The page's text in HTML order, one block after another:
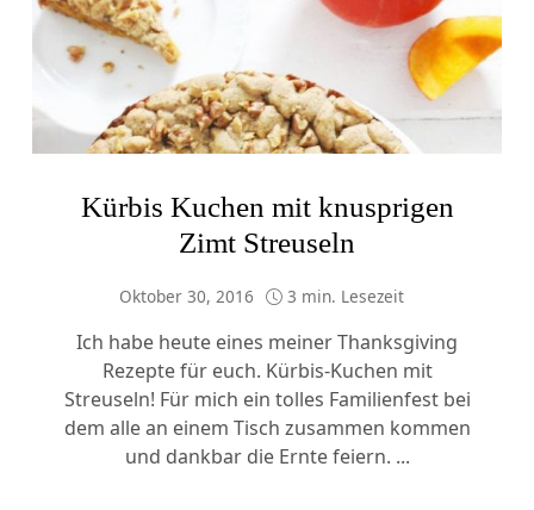
Kürbis Kuchen mit knusprigen
Zimt Streuseln
Oktober 30, 2016 3 min. Lesezeit
Ich habe heute eines meiner Thanksgiving
Rezepte für euch. Kürbis-Kuchen mit
Streuseln! Für mich ein tolles Familienfest bei
dem alle an einem Tisch zusammen kommen
und dankbar die Ernte feiern. ...